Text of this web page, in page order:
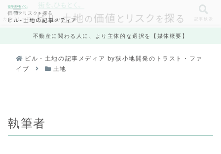
不動産に関わる人に、より主体的な選択を【媒体概要】
ビル・土地の記事メディア by狭小地開発のトラスト・ファ
イブ
土地
執筆者
カテゴリ一覧